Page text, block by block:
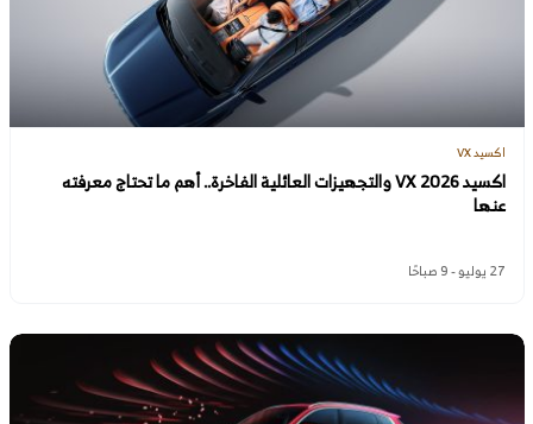
اكسيد VX
اكسيد VX 2026 والتجهيزات العائلية الفاخرة.. أهم ما تحتاج معرفته
عنها
27 يوليو - 9 صباحًا